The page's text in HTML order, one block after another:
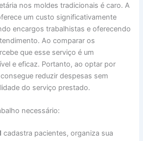
nos moldes tradicionais é caro. A
um custo significativamente
encargos trabalhistas e oferecendo
Ao comparar os
que esse serviço é um
e eficaz. Portanto, ao optar por
reduzir despesas sem
do serviço prestado.
necessário:
cadastra pacientes, organiza sua